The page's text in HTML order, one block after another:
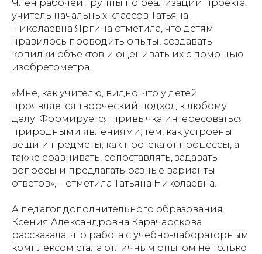
Член рабочей группы по реализации проекта,
учитель начальных классов Татьяна
Николаевна Яргина отметила, что детям
нравилось проводить опыты, создавать
копилки объектов и оценивать их с помощью
изобретометра.
«Мне, как учителю, видно, что у детей
проявляется творческий подход к любому
делу. Формируется привычка интересоваться
природными явлениями; тем, как устроены
вещи и предметы; как протекают процессы, а
также сравнивать, сопоставлять, задавать
вопросы и предлагать разные варианты
ответов», – отметила Татьяна Николаевна.
А педагог дополнительного образования
Ксения Александровна Карачарскова
рассказала, что работа с учебно-лабораторным
комплексом стала отличным опытом не только